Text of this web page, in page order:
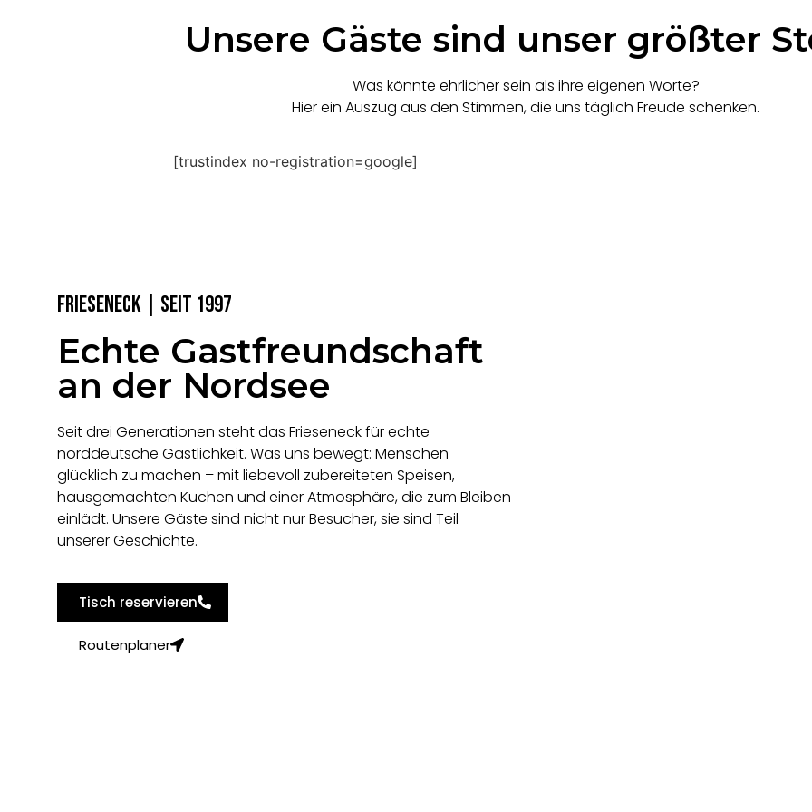
Unsere Gäste sind unser größter
Was könnte ehrlicher sein als ihre eigenen Worte?
Hier ein Auszug aus den Stimmen, die uns täglich Freude schenken.
[trustindex no-registration=google]
Frieseneck | Seit 1997
Echte Gastfreundschaft
an der Nordsee
Seit drei Generationen steht das Frieseneck für echte
norddeutsche Gastlichkeit. Was uns bewegt: Menschen
glücklich zu machen – mit liebevoll zubereiteten Speisen,
hausgemachten Kuchen und einer Atmosphäre, die zum Bleiben
einlädt. Unsere Gäste sind nicht nur Besucher, sie sind Teil
unserer Geschichte.
Tisch reservieren
Routenplaner